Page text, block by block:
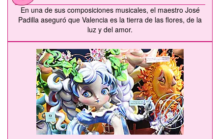
En una de sus composiciones musicales, el maestro José
Padilla aseguró que Valencia es la tierra de las flores, de la
luz y del amor.